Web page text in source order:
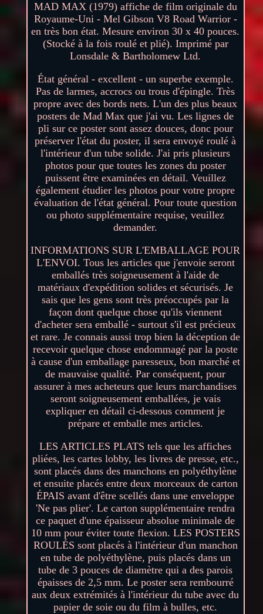
MAD MAX (1979) affiche de film originale du
Royaume-Uni - Mel Gibson V8 Road Warrior -
en très bon état. Mesure environ 30 x 40 pouces.
(Stocké à la fois roulé et plié). Imprimé par
Lonsdale & Bartholomew Ltd.
État général - excellent - un superbe exemple.
Pas de larmes, accrocs ou trous d'épingle. Très
propre avec des bords nets. L'un des plus beaux
posters de Mad Max que j'ai vu. Les lignes de
pli sur ce poster sont assez douces, donc pour
préserver l'état du poster, il sera envoyé roulé à
l'intérieur d'un tube solide. J'ai pris plusieurs
photos pour que toutes les zones du poster
puissent être examinées en détail. Veuillez
également étudier les photos pour votre propre
évaluation de l'état général. Pour toute question
ou photo supplémentaire requise, veuillez
demander.
INFORMATIONS SUR L'EMBALLAGE POUR
L'ENVOI. Tous les articles que j'envoie seront
emballés très soigneusement à l'aide de
matériaux d'expédition solides et sécurisés. Je
sais que les gens sont très préoccupés par la
façon dont quelque chose qu'ils viennent
d'acheter sera emballé - surtout s'il est précieux
et rare. Je connais aussi trop bien la déception de
recevoir quelque chose endommagé par la poste
à cause d'un emballage paresseux, bon marché et
de mauvaise qualité. Par conséquent, pour
assurer à mes acheteurs que leurs marchandises
seront soigneusement emballées, je vais
expliquer en détail ci-dessous comment je
prépare et emballe mes articles.
LES ARTICLES PLATS tels que les affiches
pliées, les cartes lobby, les livres de presse, etc.,
sont placés dans des manchons en polyéthylène
et ensuite placés entre deux morceaux de carton
ÉPAIS avant d'être scellés dans une enveloppe
'Ne pas plier'. Le carton supplémentaire rendra
ce paquet d'une épaisseur absolue minimale de
10 mm pour éviter toute flexion. LES POSTERS
ROULÉS sont placés à l'intérieur d'un manchon
en tube de polyéthylène, puis placés dans un
tube de 3 pouces de diamètre qui a des parois
épaisses de 2,5 mm. Le poster sera rembourré
aux deux extrémités à l'intérieur du tube avec du
papier de soie ou du film à bulles, etc.